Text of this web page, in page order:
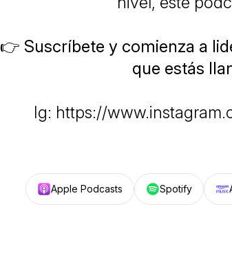
👉 Suscríbete y comienza a
que estás
Ig: https://
Apple Podcasts Spotify